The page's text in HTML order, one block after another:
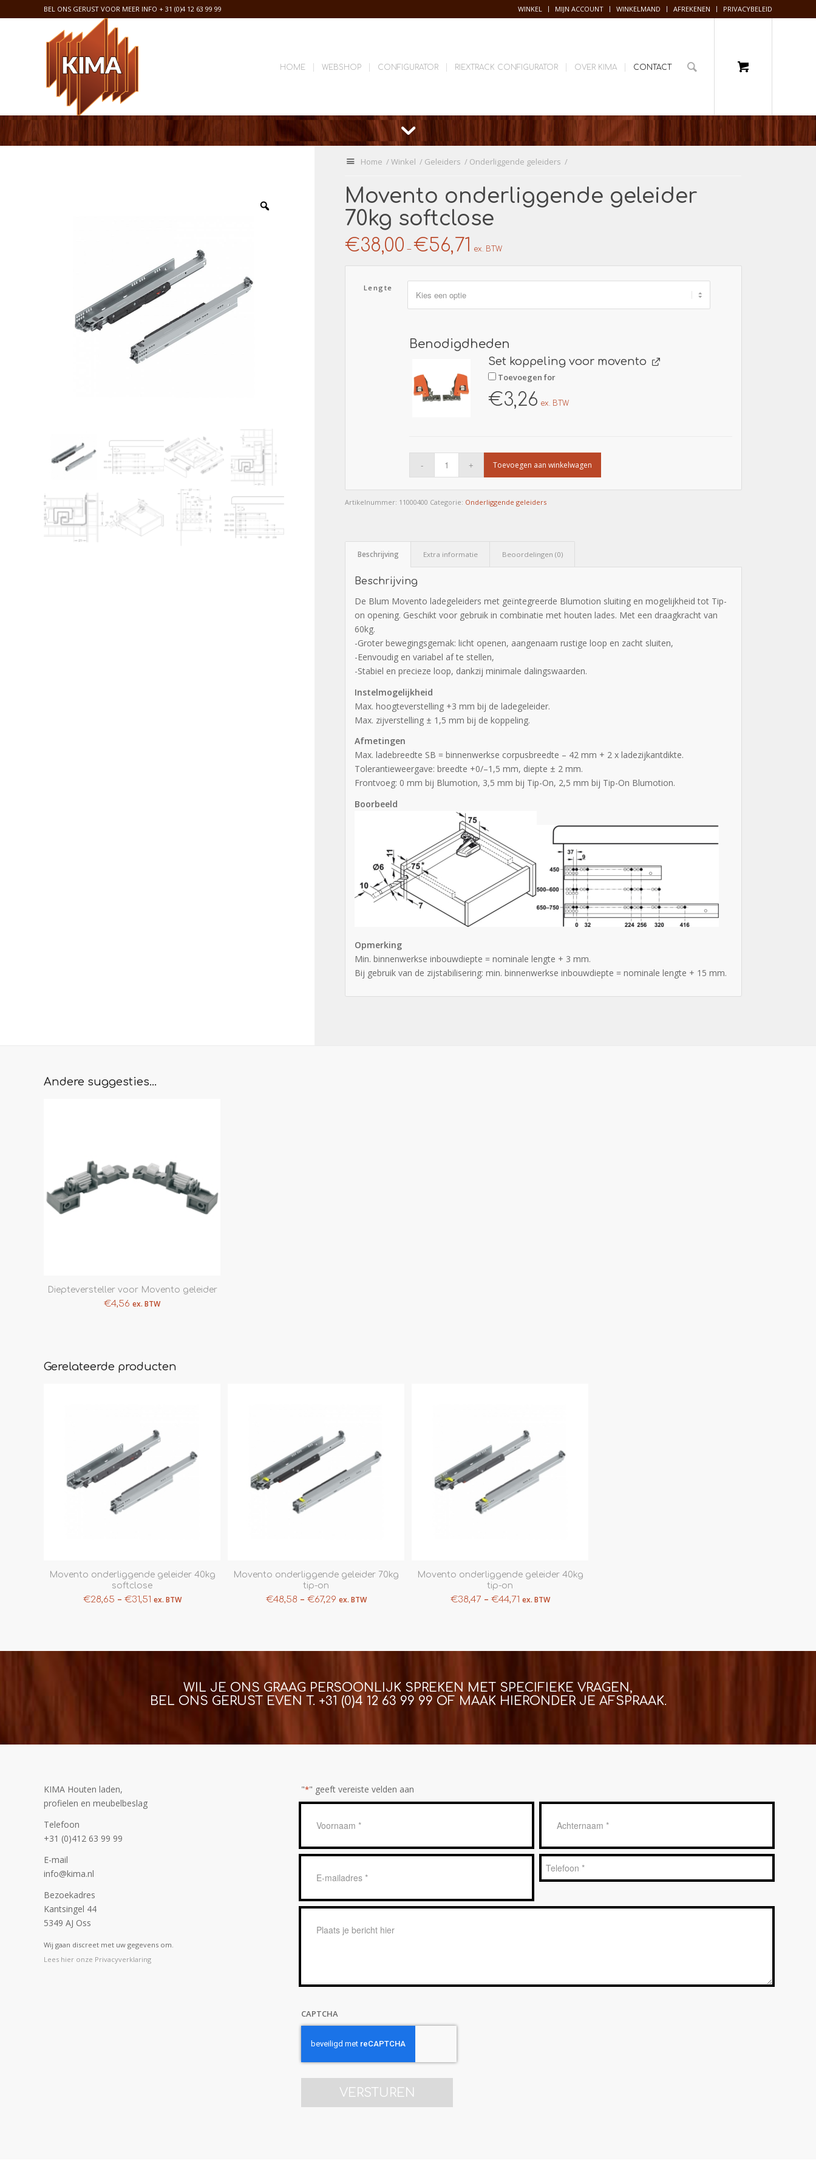
WINKEL MIJN ACCOUNT WINKELMAND AFREKENEN PRIVACYBELEID
BEL ONS GERUST VOOR MEER INFO + 31 (0)4 12 63 99 99
HOME WEBSHOP CONFIGURATOR RIEXTRACK CONFIGURATOR OVER KIMA CONTACT
U
zich
hier:
Home /Winkel / Geleiders / Onderliggende geleiders /
Movento onderliggende geleider
70kg softclose
€38,00 –€56,71 ex. BTW
Lengte
Benodigdheden
Set koppeling voor movento
Toevoegen for
€3,26 ex. BTW
Toevoegen aan winkelwagen
Artikelnummer: 11000400 Categorie: Onderliggende geleiders
Beschrijving Extra informatie Beoordelingen (0)
Beschrijving
De Blum Movento ladegeleiders met geïntegreerde Blumotion sluiting en mogelijkheid tot Tip-
on opening. Geschikt voor gebruik in combinatie met houten lades. Met een draagkracht van
60kg.
-Groter bewegingsgemak: licht openen, aangenaam rustige loop en zacht sluiten,
-Eenvoudig en variabel af te stellen,
-Stabiel en precieze loop, dankzij minimale dalingswaarden.
Instelmogelijkheid
Max. hoogteverstelling +3 mm bij de ladegeleider.
Max. zijverstelling ± 1,5 mm bij de koppeling.
Afmetingen
Max. ladebreedte SB = binnenwerkse corpusbreedte – 42 mm + 2 x ladezijkantdikte.
Tolerantieweergave: breedte +0/–1,5 mm, diepte ± 2 mm.
Frontvoeg: 0 mm bij Blumotion, 3,5 mm bij Tip-On, 2,5 mm bij Tip-On Blumotion.
Boorbeeld
Opmerking
Min. binnenwerkse inbouwdiepte = nominale lengte + 3 mm.
Bij gebruik van de zijstabilisering: min. binnenwerkse inbouwdiepte = nominale lengte + 15 mm.
Andere suggesties…
Diepteversteller voor Movento geleider
€4,56 ex. BTW
Gerelateerde producten
Movento onderliggende geleider 40kg
softclose
€28,65 – €31,51 ex. BTW
Movento onderliggende geleider 70kg
tip-on
€48,58 – €67,29 ex. BTW
Movento onderliggende geleider 40kg
tip-on
€38,47 – €44,71 ex. BTW
WIL JE ONS GRAAG PERSOONLIJK SPREKEN MET SPECIFIEKE VRAGEN,
BEL ONS GERUST EVEN T. +31 (0)4 12 63 99 99 OF MAAK HIERONDER JE AFSPRAAK.
KIMA Houten laden,
profielen en meubelbeslag
Telefoon
+31 (0)412 63 99 99
E-mail
info@kima.nl
Bezoekadres
Kantsingel 44
5349 AJ Oss
Wij gaan discreet met uw gegevens om.
Lees hier onze Privacyverklaring
"*" geeft vereiste velden aan
mailadres
Telefoon
CAPTCHA